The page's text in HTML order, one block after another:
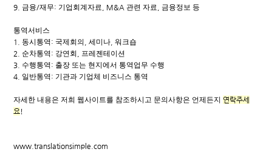
9. 금융/재무: 기업회계자료 , M&A 관련 자료 금융정보 등
통역서비스
1. 동시통역 : 국제회의 세미나 워크숍
2. 순차통역 : 강연회
프레젠테이션
3. 수행통역 : 출장 또는 현지에서 통역업무 수행
4. 일반통역 : 기관과 기업체 비즈니스 통역
자세한 내용은 저희 웹사이트를 참조하시고 문의사항은 언제든지 연락주세
요!
www.translationsimple.com